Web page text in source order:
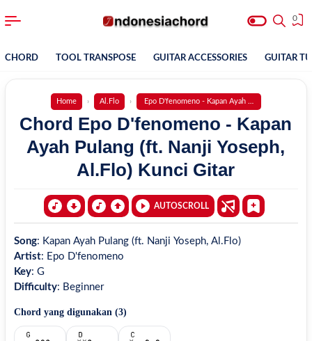
0
CHORD TOOL TRANSPOSE GUITAR ACCESSORIES GUITAR
Home Al.Flo Epo D'fenomeno - Kapan Ayah Pulang (ft. Nanji
Chord Epo D'fenomeno - Kapan
Ayah Pulang (ft. Nanji Yoseph,
Al.Flo) Kunci Gitar
AUTOSCROLL
Song: Kapan Ayah Pulang (ft. Nanji Yoseph, Al.Flo)
Artist: Epo D'fenomeno
Key: G
Difficulty: Beginner
Chord yang digunakan (3)